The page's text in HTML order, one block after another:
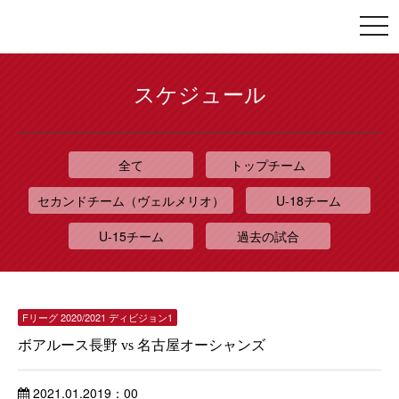
スケジュール
全て
トップチーム
セカンドチーム（ヴェルメリオ）
U-18チーム
U-15チーム
過去の試合
Fリーグ 2020/2021 ディビジョン1
ボアルース長野 vs 名古屋オーシャンズ
2021.01.2019：00